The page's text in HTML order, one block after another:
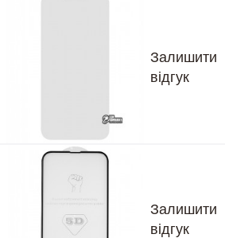
Залишити
відгук
Залишити
відгук